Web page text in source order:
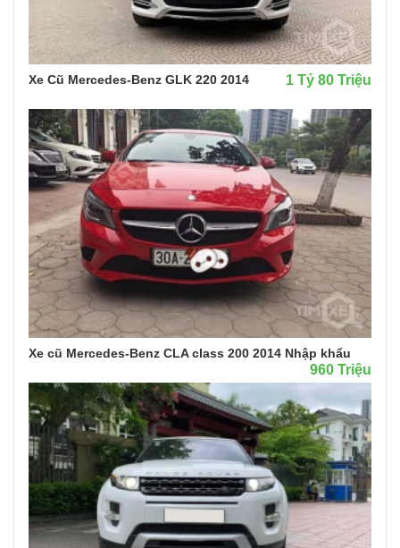
Xe Cũ Mercedes-Benz GLK 220 2014 1 Tỷ 80 Triệu
Xe cũ Mercedes-Benz CLA class 200 2014 Nhập khẩu
960 Triệu